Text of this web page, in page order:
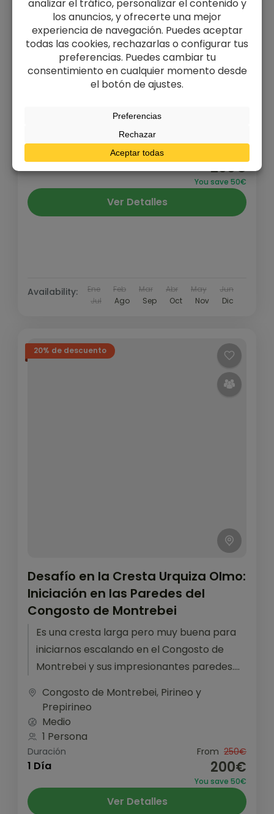
Aspe’ en la Arista Este
Una manera impresionante de subir al
Aspe escalando por su Arista Este que tiene
forma de murciélago. Abierta en 1962 hoy
se considera una las...
Valle del Aragón -
1 Día 200€
You save 50€
Ver Detalles
Availability: Ene Feb Mar Abr May
Jun
Jul
Ago Sep Oct Nov Dic
20% de descuento
Desafío en la Cresta Urquiza Olmo:
Iniciación en las Paredes del
Congosto de Montrebei
Es una cresta larga pero muy buena para
iniciarnos escalando en el Congosto de
Montrebei y sus impresionantes paredes.
Congosto de Montrebei, Pirineo y
Prepirineo
Medio
1 Persona
Duración
1 Día
From 250€
200€
You save 50€
Ver Detalles